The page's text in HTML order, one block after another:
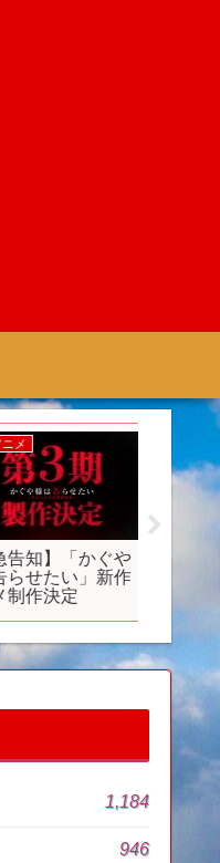
知】「かぐや
せたい」新作
作決定
ポケモ
オブヨ
売する
ぇ！【
すすめ
1,184
946